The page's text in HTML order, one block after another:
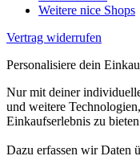
Weitere nice Shops
Vertrag widerrufen
Personalisiere dein
Nur mit deiner
und weitere
Einkaufserlebnis zu
Dazu erfassen wir Daten